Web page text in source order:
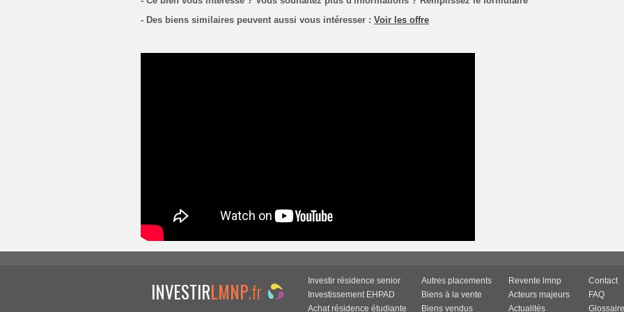
- Des biens similaires peuvent aussi vous intéresser : Voir les offre
INVESTIRLMNP.fr
Investir résidence senior
Investissement EHPAD
Achat résidence étudiante
Autres placements
Biens à la vente
Biens vendus
Revente lmnp
Acteurs majeurs
Actualités
Contact
FAQ
Glossaire